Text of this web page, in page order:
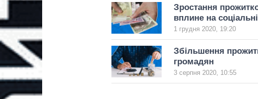
Зростання
вплине на
1 грудня 2020, 19:20
Збільшення
громадян
3 серпня 2020, 10:55